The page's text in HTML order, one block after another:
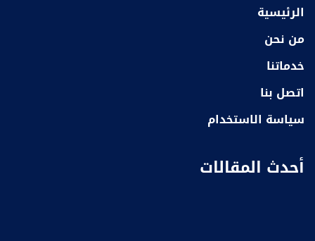
الرئيسية
من نحن
خدماتنا
اتصل بنا
سياسة الاستخدام
أحدث المقالات